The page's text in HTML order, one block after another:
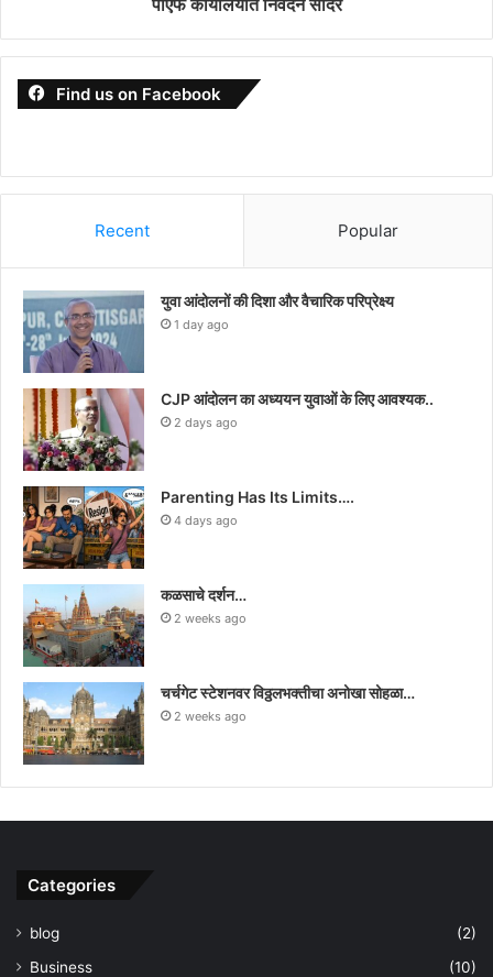
Find us on Facebook
Recent Popular
युवा आंदोलनों की दिशा और वैचारिक परिप्रेक्ष्य
1 day ago
CJP आंदोलन का अध्ययन युवाओं के लिए आवश्यक..
2 days ago
Parenting Has Its Limits….
4 days ago
कळसाचे दर्शन…
2 weeks ago
चर्चगेट स्टेशनवर विठ्ठलभक्तीचा अनोखा सोहळा…
2 weeks ago
Categories
blog
(2)
Business
(10)